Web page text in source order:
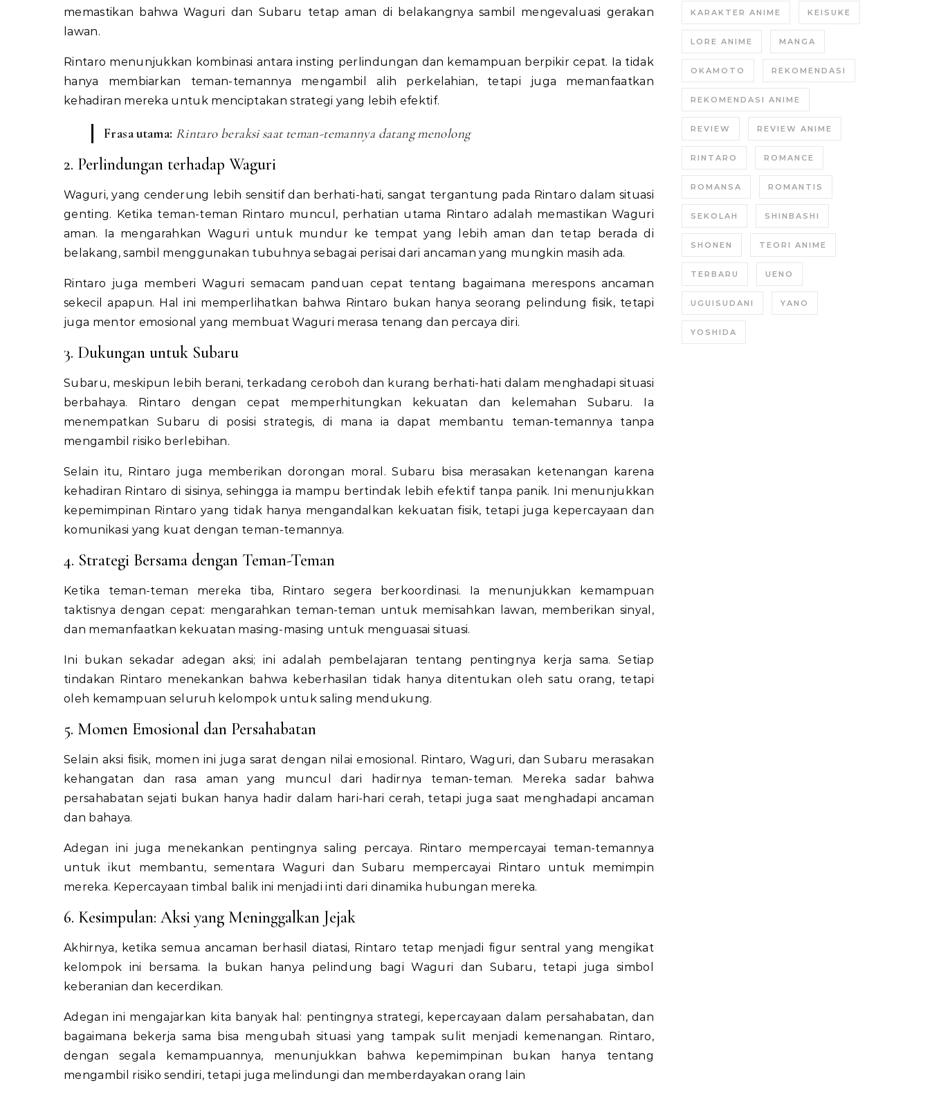
memastikan bahwa Waguri dan Subaru tetap aman di belakangnya sambil mengevaluasi gerakan
lawan.
Rintaro menunjukkan kombinasi antara insting perlindungan dan kemampuan berpikir cepat. Ia tidak
hanya membiarkan teman-temannya mengambil alih perkelahian, tetapi juga memanfaatkan
kehadiran mereka untuk menciptakan strategi yang lebih efektif.
Frasa utama: Rintaro beraksi saat teman-temannya datang menolong
2. Perlindungan terhadap Waguri
Waguri, yang cenderung lebih sensitif dan berhati-hati, sangat tergantung pada Rintaro dalam situasi
genting. Ketika teman-teman Rintaro muncul, perhatian utama Rintaro adalah memastikan Waguri
aman. Ia mengarahkan Waguri untuk mundur ke tempat yang lebih aman dan tetap berada di
belakang, sambil menggunakan tubuhnya sebagai perisai dari ancaman yang mungkin masih ada.
Rintaro juga memberi Waguri semacam panduan cepat tentang bagaimana merespons ancaman
sekecil apapun. Hal ini memperlihatkan bahwa Rintaro bukan hanya seorang pelindung fisik, tetapi
juga mentor emosional yang membuat Waguri merasa tenang dan percaya diri.
3. Dukungan untuk Subaru
Subaru, meskipun lebih berani, terkadang ceroboh dan kurang berhati-hati dalam menghadapi situasi
berbahaya. Rintaro dengan cepat memperhitungkan kekuatan dan kelemahan Subaru. Ia
menempatkan Subaru di posisi strategis, di mana ia dapat membantu teman-temannya tanpa
mengambil risiko berlebihan.
Selain itu, Rintaro juga memberikan dorongan moral. Subaru bisa merasakan ketenangan karena
kehadiran Rintaro di sisinya, sehingga ia mampu bertindak lebih efektif tanpa panik. Ini menunjukkan
kepemimpinan Rintaro yang tidak hanya mengandalkan kekuatan fisik, tetapi juga kepercayaan dan
komunikasi yang kuat dengan teman-temannya.
4. Strategi Bersama dengan Teman-Teman
Ketika teman-teman mereka tiba, Rintaro segera berkoordinasi. Ia menunjukkan kemampuan
taktisnya dengan cepat: mengarahkan teman-teman untuk memisahkan lawan, memberikan sinyal,
dan memanfaatkan kekuatan masing-masing untuk menguasai situasi.
Ini bukan sekadar adegan aksi; ini adalah pembelajaran tentang pentingnya kerja sama. Setiap
tindakan Rintaro menekankan bahwa keberhasilan tidak hanya ditentukan oleh satu orang, tetapi
oleh kemampuan seluruh kelompok untuk saling mendukung.
5. Momen Emosional dan Persahabatan
Selain aksi fisik, momen ini juga sarat dengan nilai emosional. Rintaro, Waguri, dan Subaru merasakan
kehangatan dan rasa aman yang muncul dari hadirnya teman-teman. Mereka sadar bahwa
persahabatan sejati bukan hanya hadir dalam hari-hari cerah, tetapi juga saat menghadapi ancaman
dan bahaya.
Adegan ini juga menekankan pentingnya saling percaya. Rintaro mempercayai teman-temannya
untuk ikut membantu, sementara Waguri dan Subaru mempercayai Rintaro untuk memimpin
mereka. Kepercayaan timbal balik ini menjadi inti dari dinamika hubungan mereka.
6. Kesimpulan: Aksi yang Meninggalkan Jejak
Akhirnya, ketika semua ancaman berhasil diatasi, Rintaro tetap menjadi figur sentral yang mengikat
kelompok ini bersama. Ia bukan hanya pelindung bagi Waguri dan Subaru, tetapi juga simbol
keberanian dan kecerdikan.
Adegan ini mengajarkan kita banyak hal: pentingnya strategi, kepercayaan dalam persahabatan, dan
bagaimana bekerja sama bisa mengubah situasi yang tampak sulit menjadi kemenangan. Rintaro,
dengan segala kemampuannya, menunjukkan bahwa kepemimpinan bukan hanya tentang
mengambil risiko sendiri, tetapi juga melindungi dan memberdayakan orang lain
KARAKTER ANIME KEISUKE
LORE ANIME MANGA
OKAMOTO REKOMENDASI
REKOMENDASI ANIME
REVIEW REVIEW ANIME
RINTARO ROMANCE
ROMANSA ROMANTIS
SEKOLAH SHINBASHI
SHONEN TEORI ANIME
TERBARU UENO
UGUISUDANI YANO
YOSHIDA